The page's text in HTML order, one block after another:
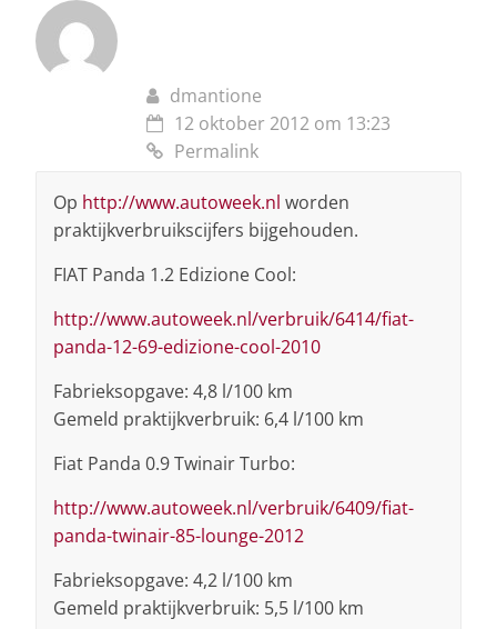
dmantione
12 oktober 2012 om 13:23
Permalink
Op http://www.autoweek.nl worden
praktijkverbruikscijfers bijgehouden.
FIAT Panda 1.2 Edizione Cool:
http://www.autoweek.nl/verbruik/6414/fiat-
panda-12-69-edizione-cool-2010
Fabrieksopgave: 4,8 l/100 km
Gemeld praktijkverbruik: 6,4 l/100 km
Fiat Panda 0.9 Twinair Turbo:
http://www.autoweek.nl/verbruik/6409/fiat-
panda-twinair-85-lounge-2012
Fabrieksopgave: 4,2 l/100 km
Gemeld praktijkverbruik: 5,5 l/100 km